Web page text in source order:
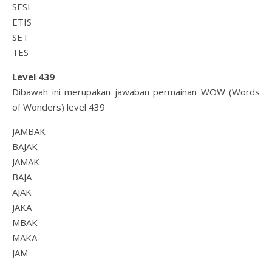
SESI
ETIS
SET
TES
Level 439
Dibawah ini merupakan jawaban permainan WOW (Words
of Wonders) level 439
JAMBAK
BAJAK
JAMAK
BAJA
AJAK
JAKA
MBAK
MAKA
JAM